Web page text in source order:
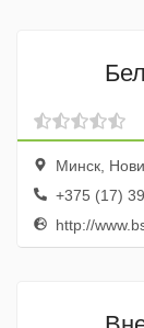
Минск,
+375 (17)
http://